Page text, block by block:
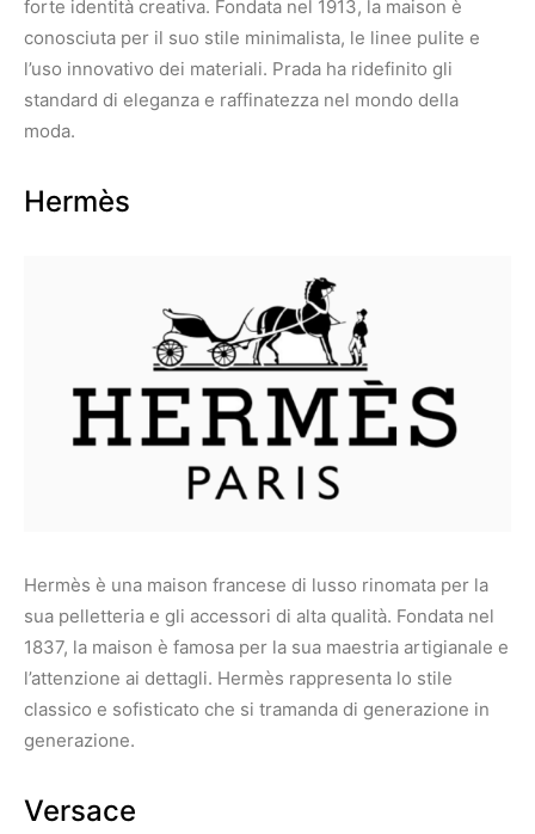
forte identità creativa. Fondata nel 1913, la maison è
conosciuta per il suo stile minimalista, le linee pulite e
l’uso innovativo dei materiali. Prada ha ridefinito gli
standard di eleganza e raffinatezza nel mondo della
moda.
Hermès
Hermès è una maison francese di lusso rinomata per la
sua pelletteria e gli accessori di alta qualità. Fondata nel
1837, la maison è famosa per la sua maestria artigianale e
l’attenzione ai dettagli. Hermès rappresenta lo stile
classico e sofisticato che si tramanda di generazione in
generazione.
Versace